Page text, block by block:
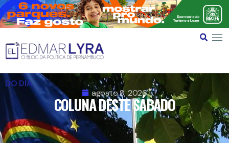
DO DIA
agosto 8, 2026
COLUNA DESTE SÁBADO